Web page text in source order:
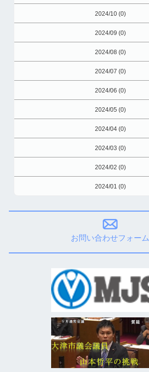
2024/10 (0)
2024/09 (0)
2024/08 (0)
2024/07 (0)
2024/06 (0)
2024/05 (0)
2024/04 (0)
2024/03 (0)
2024/02 (0)
2024/01 (0)
お問い合わせフォーム